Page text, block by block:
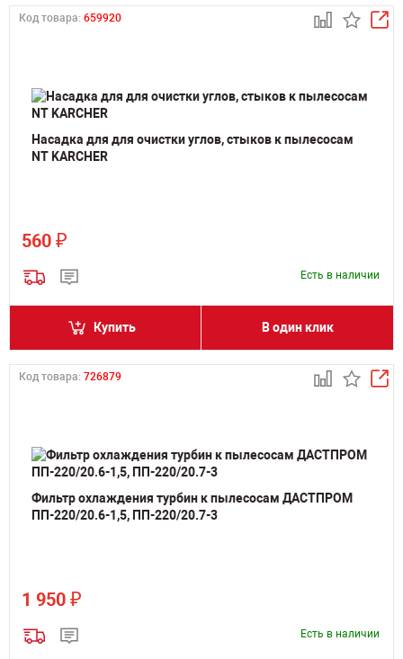
Код товара: 659920
Насадка для для очистки углов, стыков к пылесосам
NT KARCHER
560 ₽
Есть в наличии
Купить В один клик
Код товара: 726879
Фильтр охлаждения турбин к пылесосам ДАСТПРОМ
ПП-220/20.6-1,5, ПП-220/20.7-3
1 950 ₽
Есть в наличии